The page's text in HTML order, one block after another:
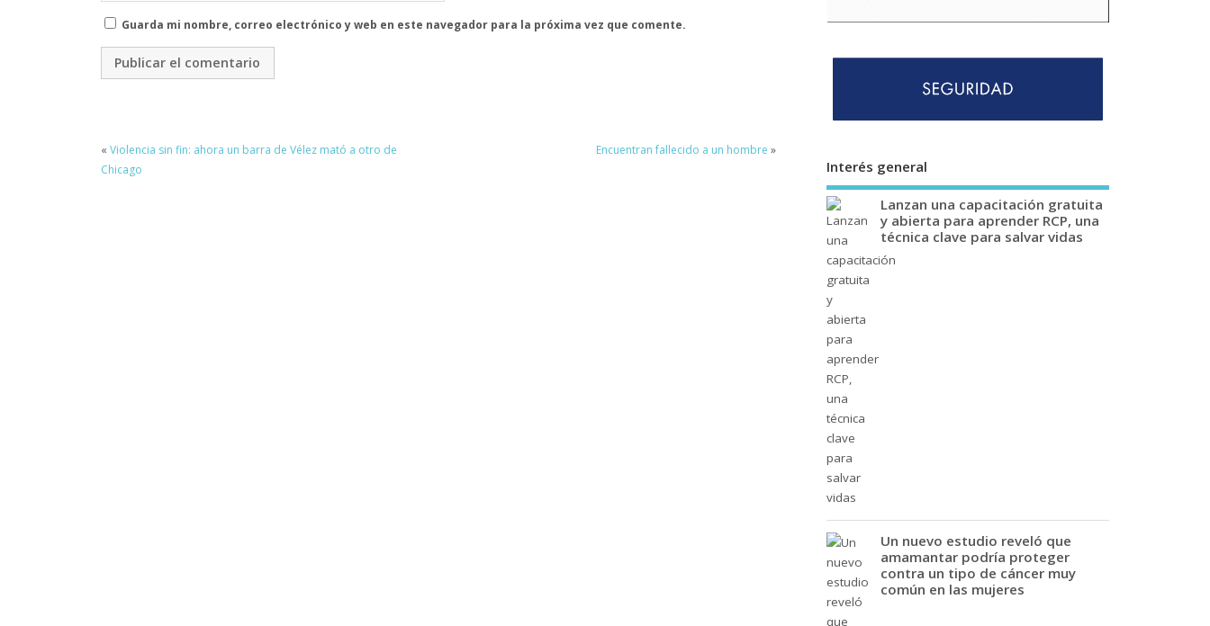
Guarda mi nombre, correo electrónico y web en este navegador para la próxima vez que comente.
« Violencia sin fin: ahora un barra de Vélez mató a otro de
Chicago
Encuentran fallecido a un hombre »
Interés general
Lanzan una capacitación gratuita
y abierta para aprender RCP, una
técnica clave para salvar vidas
Un nuevo estudio reveló que
amamantar podría proteger
contra un tipo de cáncer muy
común en las mujeres